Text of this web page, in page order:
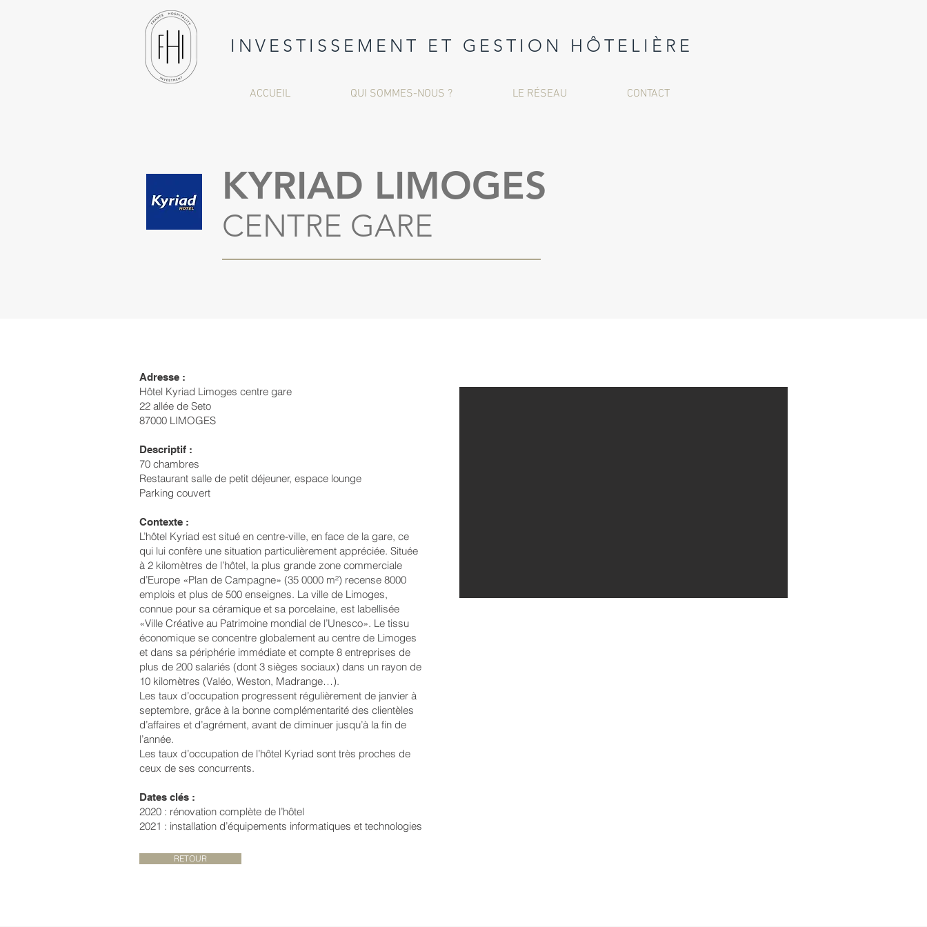
INVESTISSEMENT ET GESTION HÔTELIÈRE
ACCUEIL QUI SOMMES-NOUS ? LE RÉSEAU CONTACT
KYRIAD LIMOGES
CENTRE GARE
Adresse :
Hôtel Kyriad Limoges centre gare
22 allée de Seto
87000 LIMOGES
Descriptif :
70 chambres
Restaurant salle de petit déjeuner, espace lounge
Parking couvert
Contexte :
L’hôtel Kyriad est situé en centre-ville, en face de la gare, ce
qui lui confère une situation particulièrement appréciée. Située
à 2 kilomètres de l’hôtel, la plus grande zone commerciale
d’Europe «Plan de Campagne» (35 0000 m²) recense 8000
emplois et plus de 500 enseignes. La ville de Limoges,
connue pour sa céramique et sa porcelaine, est labellisée
«Ville Créative au Patrimoine mondial de l’Unesco». Le tissu
économique se concentre globalement au centre de Limoges
et dans sa périphérie immédiate et compte 8 entreprises de
plus de 200 salariés (dont 3 sièges sociaux) dans un rayon de
10 kilomètres (Valéo, Weston, Madrange…).
Les taux d’occupation progressent régulièrement de janvier à
septembre, grâce à la bonne complémentarité des clientèles
d’affaires et d’agrément, avant de diminuer jusqu’à la fin de
l’année.
Les taux d’occupation de l’hôtel Kyriad sont très proches de
ceux de ses concurrents.
Dates clés :
2020 : rénovation complète de l’hôtel
2021 : installation d’équipements informatiques et technologies
RETOUR